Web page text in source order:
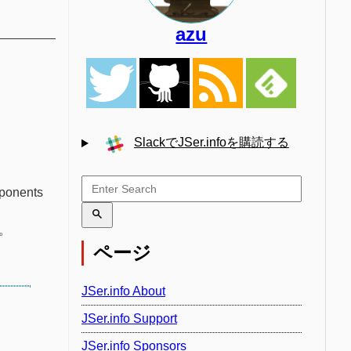
azu
SlackでJSer.infoを購読する
ページ
JSer.info About
JSer.info Support
JSer.info Sponsors